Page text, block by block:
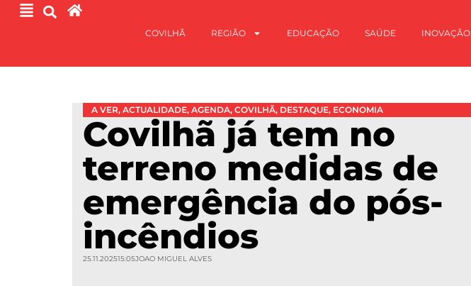
COVILHÃ REGIÃO EDUCAÇÃO SAÚDE INOVAÇÃO
A VER, ACTUALIDADE, AGENDA, COVILHÃ, DESTAQUE, ECONOMIA
Covilhã já tem no
terreno medidas de
emergência do pós-
incêndios
25.11.202515:05JOAO MIGUEL ALVES